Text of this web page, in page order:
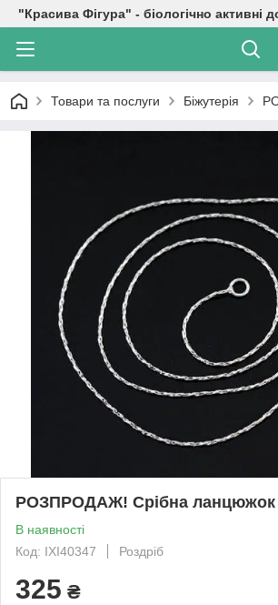
"Красива Фігура" - біологічно активні
Товари та послуги Біжутерія
РОЗПРОДАЖ! Срібна ланцюжок
В наявності
Код: IXI40347
Роздріб
325 ₴